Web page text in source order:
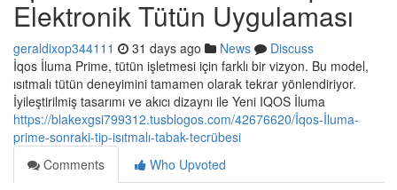
Elektronik Tütün Uygulaması
geraldixop344111 31 days ago News
Discuss
İqos İluma Prime, tütün işletmesi için farklı bir vizyon. Bu model,
ısıtmalı tütün deneyimini tamamen olarak tekrar yönlendiriyor.
İyileştirilmiş tasarımı ve akıcı dizaynı ile Yeni IQOS İluma
https://blakexgsi799312.tusblogos.com/42676620/İqos-İluma-
prime-sonraki-tip-isıtmalı-tabak-tecrübesi
Comments
Who Upvoted